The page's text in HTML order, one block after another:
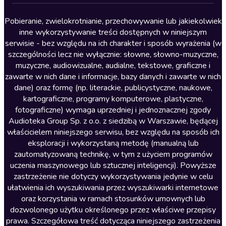
Lektury szkolne
Literatura anglojęzyczna
Literatura faktu
Literatura obyczajowa
Literatura piękna obca
Literatura piękna polska
Nagrania relaksacyjne
Nauka języków
Nauki humanistyczne
Podcasty i audycje
Polityka
Prasa
Religia
Pobieranie, zwielokrotnianie, przechowywanie lub jakiekolwiek
inne wykorzystywanie treści dostępnych w niniejszym
serwisie - bez względu na ich charakter i sposób wyrażenia (w
szczególności lecz nie wyłącznie: słowne, słowno-muzyczne,
muzyczne, audiowizualne, audialne, tekstowe, graficzne i
zawarte w nich dane i informacje, bazy danych i zawarte w nich
dane) oraz formę (np. literackie, publicystyczne, naukowe,
kartograficzne, programy komputerowe, plastyczne,
fotograficzne) wymaga uprzedniej i jednoznacznej zgody
Audioteka Group Sp. z o.o. z siedzibą w Warszawie, będącej
właścicielem niniejszego serwisu, bez względu na sposób ich
eksploracji i wykorzystaną metodę (manualną lub
zautomatyzowaną technikę, w tym z użyciem programów
uczenia maszynowego lub sztucznej inteligencji). Powyższe
zastrzeżenie nie dotyczy wykorzystywania jedynie w celu
ułatwienia ich wyszukiwania przez wyszukiwarki internetowe
oraz korzystania w ramach stosunków umownych lub
dozwolonego użytku określonego przez właściwe przepisy
prawa. Szczegółowa treść dotycząca niniejszego zastrzeżenia